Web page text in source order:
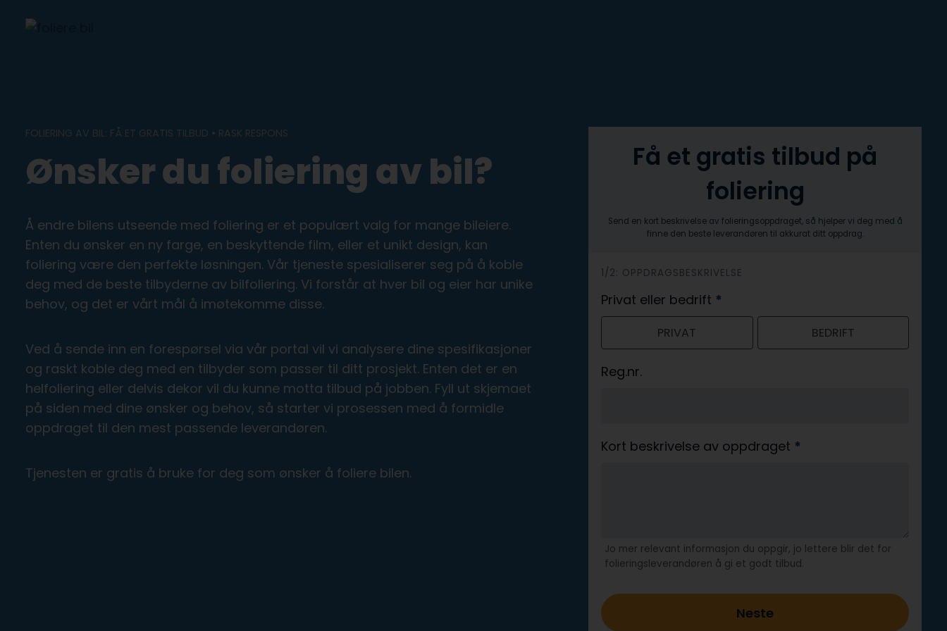
FOLIERING AV BIL: FÅ ET GRATIS TILBUD • RASK RESPONS
Ønsker du foliering av bil?
Å endre bilens utseende med foliering er et populært valg for mange bileiere.
Enten du ønsker en ny farge, en beskyttende film, eller et unikt design, kan
foliering være den perfekte løsningen. Vår tjeneste spesialiserer seg på å koble
deg med de beste tilbyderne av bilfoliering. Vi forstår at hver bil og eier har unike
behov, og det er vårt mål å imøtekomme disse.
Ved å sende inn en forespørsel via vår portal vil vi analysere dine spesifikasjoner
og raskt koble deg med en tilbyder som passer til ditt prosjekt. Enten det er en
helfoliering eller delvis dekor vil du kunne motta tilbud på jobben. Fyll ut skjemaet
på siden med dine ønsker og behov, så starter vi prosessen med å formidle
oppdraget til den mest passende leverandøren.
Tjenesten er gratis å bruke for deg som ønsker å foliere bilen.
Få et gratis tilbud på
foliering
Send en kort beskrivelse av folieringsoppdraget, så hjelper vi deg med å
finne den beste leverandøren til akkurat ditt oppdrag.
h
e
r
1/2: OPPDRAGSBESKRIVELSE
Privat eller bedrift *
PRIVAT BEDRIFT
Reg.nr.
Kort beskrivelse av oppdraget *
Jo mer relevant informasjon du oppgir, jo lettere blir det for
folieringsleverandøren å gi et godt tilbud.
Neste